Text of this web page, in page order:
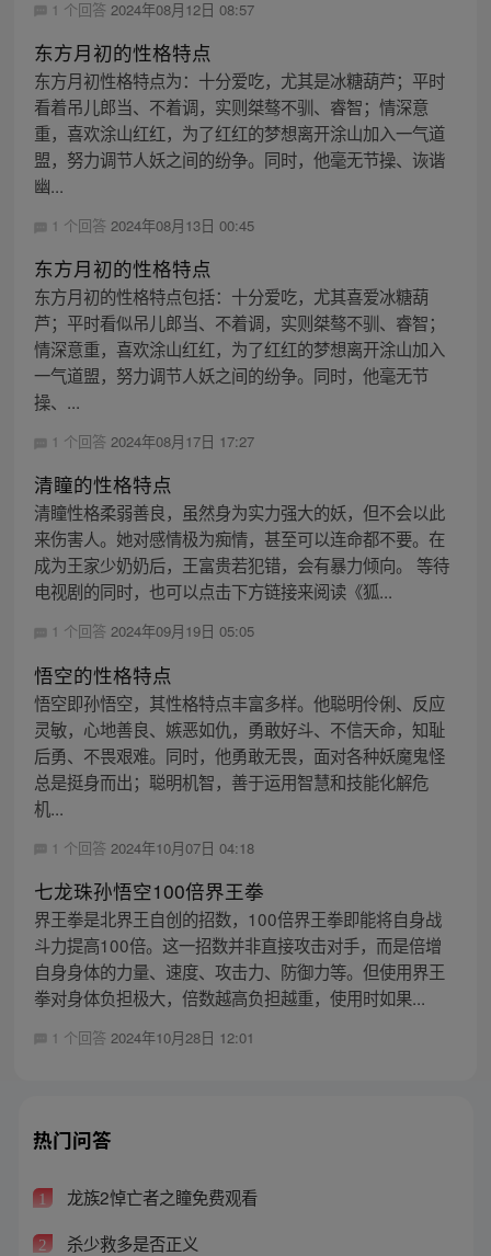
1 个回答 2024年08月12日 08:57
东方月初的性格特点
东方月初性格特点为：十分爱吃，尤其是冰糖葫芦；平时
看着吊儿郎当、不着调，实则桀骜不驯、睿智；情深意
重，喜欢涂山红红，为了红红的梦想离开涂山加入一气道
盟，努力调节人妖之间的纷争。同时，他毫无节操、诙谐
幽...
1 个回答 2024年08月13日 00:45
东方月初的性格特点
东方月初的性格特点包括：十分爱吃，尤其喜爱冰糖葫
芦；平时看似吊儿郎当、不着调，实则桀骜不驯、睿智；
情深意重，喜欢涂山红红，为了红红的梦想离开涂山加入
一气道盟，努力调节人妖之间的纷争。同时，他毫无节
操、...
1 个回答 2024年08月17日 17:27
清瞳的性格特点
清瞳性格柔弱善良，虽然身为实力强大的妖，但不会以此
来伤害人。她对感情极为痴情，甚至可以连命都不要。在
成为王家少奶奶后，王富贵若犯错，会有暴力倾向。 等待
电视剧的同时，也可以点击下方链接来阅读《狐...
1 个回答 2024年09月19日 05:05
悟空的性格特点
悟空即孙悟空，其性格特点丰富多样。他聪明伶俐、反应
灵敏，心地善良、嫉恶如仇，勇敢好斗、不信天命，知耻
后勇、不畏艰难。同时，他勇敢无畏，面对各种妖魔鬼怪
总是挺身而出；聪明机智，善于运用智慧和技能化解危
机...
1 个回答 2024年10月07日 04:18
七龙珠孙悟空100倍界王拳
界王拳是北界王自创的招数，100倍界王拳即能将自身战
斗力提高100倍。这一招数并非直接攻击对手，而是倍增
自身身体的力量、速度、攻击力、防御力等。但使用界王
拳对身体负担极大，倍数越高负担越重，使用时如果...
1 个回答 2024年10月28日 12:01
热门问答
1 龙族2悼亡者之瞳免费观看
2 杀少救多是否正义